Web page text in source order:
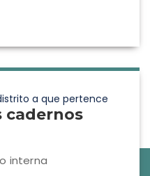
a que pertence
cadernos
interna